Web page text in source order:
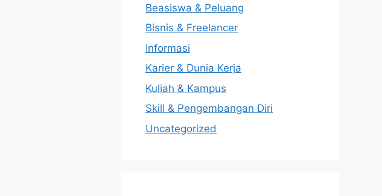
Beasiswa & Peluang
Bisnis & Freelancer
Informasi
Karier & Dunia Kerja
Kuliah & Kampus
Skill & Pengembangan Diri
Uncategorized